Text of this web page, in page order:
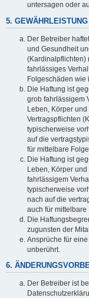
untersagen oder
5. GEWÄHRLEISTUNG
Der Betreiber
und Gesundheit
(Kardinalpflichten)
fahrlässiges
Folgeschäden wie
Die Haftung ist
grob fahrlässigem
Leben, Körper
Vertragspflichten
typischerweise
auf die
für mittelbare
Die Haftung ist
Leben, Körper
fahrlässigem
typischerweise
nach auf die
auch für mittelbare
Die
zugunsten der
Ansprüche für
unberührt.
6.
Der Betreiber ist